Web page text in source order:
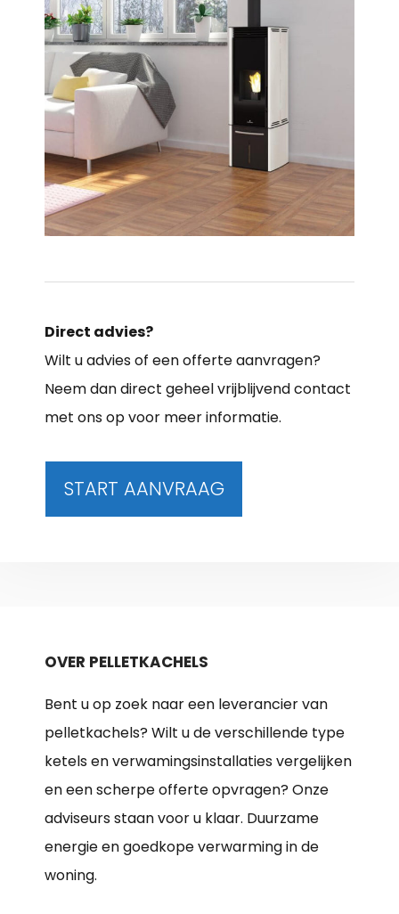
Direct advies?
Wilt u advies of een offerte aanvragen?
Neem dan direct geheel vrijblijvend contact
met ons op voor meer informatie.
START AANVRAAG
OVER PELLETKACHELS
Bent u op zoek naar een leverancier van
pelletkachels? Wilt u de verschillende type
ketels en verwamingsinstallaties vergelijken
en een scherpe offerte opvragen? Onze
adviseurs staan voor u klaar. Duurzame
energie en goedkope verwarming in de
woning.